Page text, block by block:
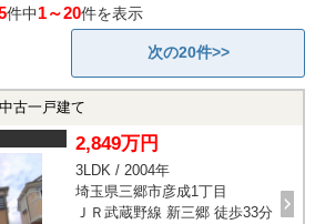
件中1～20件を表示
次の20件>>
古一戸建て
2,849万円
3LDK / 2004年
埼玉県三郷市彦成1丁目
ＪＲ武蔵野線 新三郷 徒歩33分